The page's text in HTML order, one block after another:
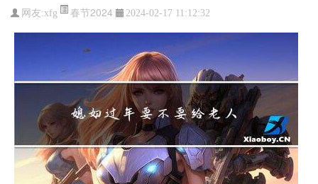
网友:xfg 春节2024 2024-02-17 11:12:32